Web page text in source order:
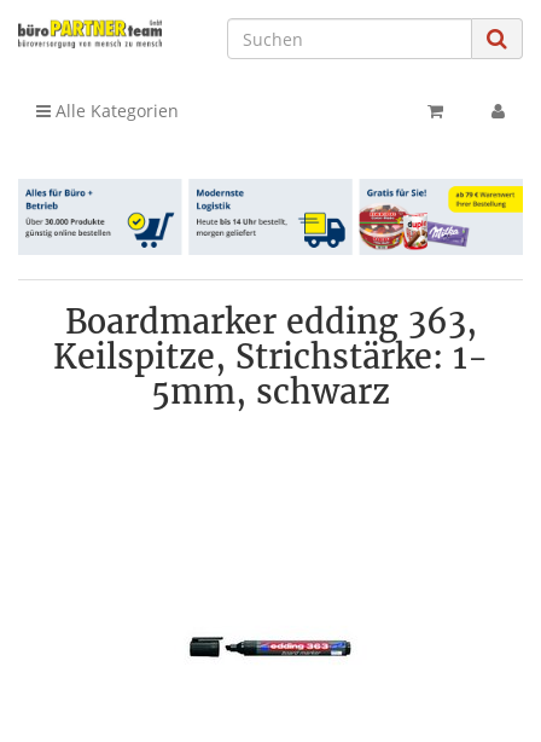
Alle Kategorien
Boardmarker edding 363,
Keilspitze, Strichstärke: 1-
5mm, schwarz